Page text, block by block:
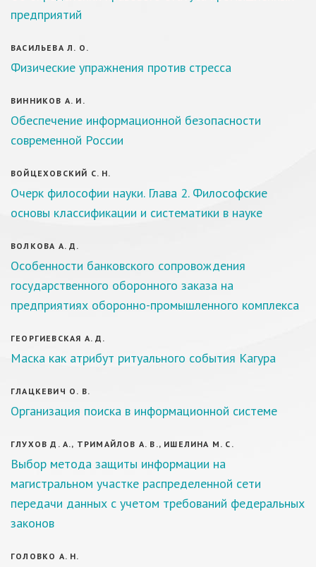
предприятий
ВАСИЛЬЕВА Л. О.
Физические упражнения против стресса
ВИННИКОВ А. И.
Обеспечение информационной безопасности
современной России
ВОЙЦЕХОВСКИЙ С. Н.
Очерк философии науки. Глава 2. Философские
основы классификации и систематики в науке
ВОЛКОВА А. Д.
Особенности банковского сопровождения
государственного оборонного заказа на
предприятиях оборонно-промышленного комплекса
ГЕОРГИЕВСКАЯ А. Д.
Маска как атрибут ритуального события Кагура
ГЛАЦКЕВИЧ О. В.
Организация поиска в информационной системе
ГЛУХОВ Д. А., ТРИМАЙЛОВ А. В., ИШЕЛИНА М. С.
Выбор метода защиты информации на
магистральном участке распределенной сети
передачи данных с учетом требований федеральных
законов
ГОЛОВКО А. Н.